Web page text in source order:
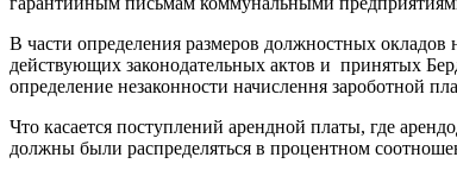
В части определения размеров должностных окладов
действующих законодательных актов и принятых
определение незаконности начислення зароботной
Что касается поступлений арендной платы, где
должны были распределяться в процентном